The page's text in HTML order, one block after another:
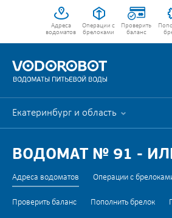
Адреса
водоматов
Операции с
брелоками
Проверить
баланс
Екатеринбург и область
ВОДОМАТ № 91 -
Адреса водоматов Операции с
Проверить баланс Пополнить брелок